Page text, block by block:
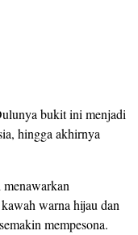
bukit ini menjadi
hingga akhirnya
warna hijau dan
mempesona.